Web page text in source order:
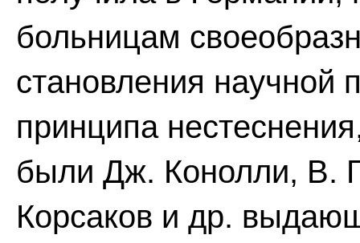
больницам
становления научной
принципа
были Дж. Конолли, В.
Корсаков и др.